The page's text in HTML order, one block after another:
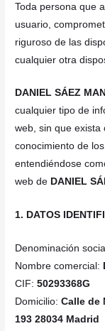
Toda persona que
usuario,
riguroso de las
cualquier otra
DANIEL SÁEZ
cualquier tipo de
web, sin que exista
conocimiento de
entendiéndose
web de DANIEL
1. DATOS
Denominación
Nombre comercial:
CIF:50293368G
Domicilio:Calle de
193 28034 Madrid